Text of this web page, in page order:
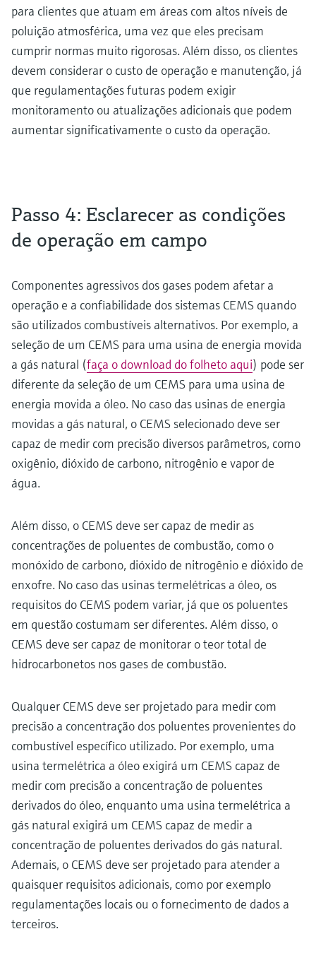
para clientes que atuam em áreas com altos níveis de
poluição atmosférica, uma vez que eles precisam
cumprir normas muito rigorosas. Além disso, os clientes
devem considerar o custo de operação e manutenção, já
que regulamentações futuras podem exigir
monitoramento ou atualizações adicionais que podem
aumentar significativamente o custo da operação.
Passo 4: Esclarecer as condições
de operação em campo
Componentes agressivos dos gases podem afetar a
operação e a confiabilidade dos sistemas CEMS quando
são utilizados combustíveis alternativos. Por exemplo, a
seleção de um CEMS para uma usina de energia movida
a gás natural (faça o download do folheto aqui) pode ser
diferente da seleção de um CEMS para uma usina de
energia movida a óleo. No caso das usinas de energia
movidas a gás natural, o CEMS selecionado deve ser
capaz de medir com precisão diversos parâmetros, como
oxigênio, dióxido de carbono, nitrogênio e vapor de
água.
Além disso, o CEMS deve ser capaz de medir as
concentrações de poluentes de combustão, como o
monóxido de carbono, dióxido de nitrogênio e dióxido de
enxofre. No caso das usinas termelétricas a óleo, os
requisitos do CEMS podem variar, já que os poluentes
em questão costumam ser diferentes. Além disso, o
CEMS deve ser capaz de monitorar o teor total de
hidrocarbonetos nos gases de combustão.
Qualquer CEMS deve ser projetado para medir com
precisão a concentração dos poluentes provenientes do
combustível específico utilizado. Por exemplo, uma
usina termelétrica a óleo exigirá um CEMS capaz de
medir com precisão a concentração de poluentes
derivados do óleo, enquanto uma usina termelétrica a
gás natural exigirá um CEMS capaz de medir a
concentração de poluentes derivados do gás natural.
Ademais, o CEMS deve ser projetado para atender a
quaisquer requisitos adicionais, como por exemplo
regulamentações locais ou o fornecimento de dados a
terceiros.